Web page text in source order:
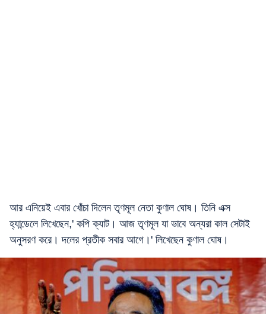
আর এনিয়েই এবার খোঁচা দিলেন তৃণমূল নেতা কুণাল ঘোষ। তিনি এক্স
হ্যান্ডেলে লিখেছেন,' কপি ক্যাট। আজ তৃণমূল যা ভাবে অন্যরা কাল সেটাই
অনুসরণ করে। দলের প্রতীক সবার আগে।' লিখেছেন কুণাল ঘোষ।